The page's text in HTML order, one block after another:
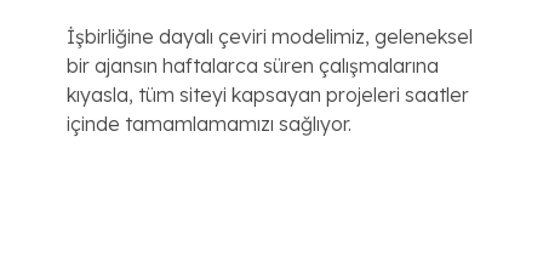
İşbirliğine dayalı çeviri modelimiz, geleneksel
bir ajansın haftalarca süren çalışmalarına
kıyasla, tüm siteyi kapsayan projeleri saatler
içinde tamamlamamızı sağlıyor.